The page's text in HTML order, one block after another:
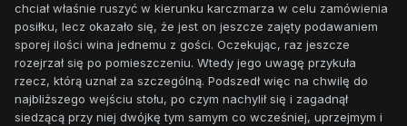
chciał właśnie ruszyć w kierunku karczmarza w celu zamówienia
posiłku, lecz okazało się, że jest on jeszcze zajęty podawaniem
sporej ilości wina jednemu z gości. Oczekując, raz jeszcze
rozejrzał się po pomieszczeniu. Wtedy jego uwagę przykuła
rzecz, którą uznał za szczególną. Podszedł więc na chwilę do
najbliższego wejściu stołu, po czym nachylił się i zagadnął
siedzącą przy niej dwójkę tym samym co wcześniej, uprzejmym i